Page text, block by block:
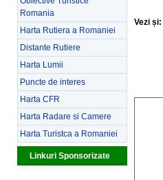
Romania
Harta Rutiera a Romaniei
Distante Rutiere
Harta Lumii
Puncte de interes
Harta CFR
Harta Radare si Camere
Harta Turistca a Romaniei
Linkuri Sponsorizate
Vezi și: